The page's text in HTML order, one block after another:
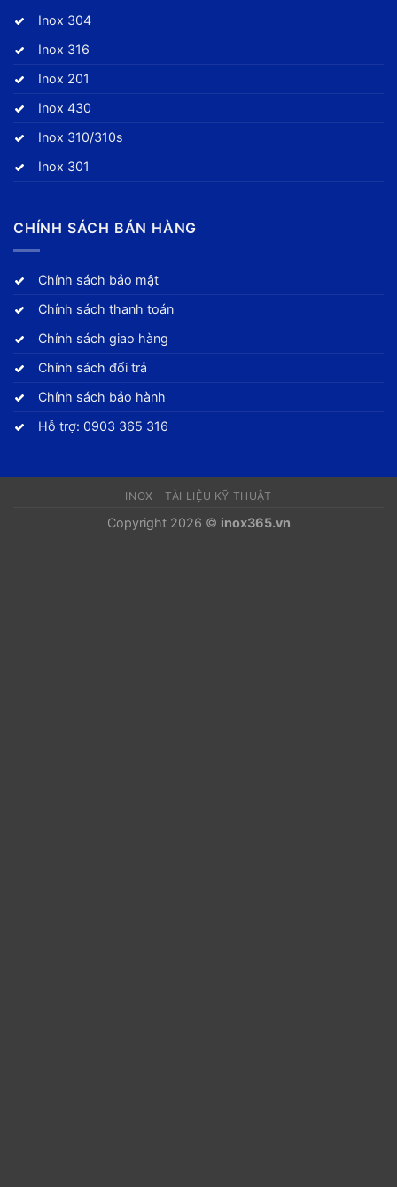
Inox 304
Inox 316
Inox 201
Inox 430
Inox 310/310s
Inox 301
CHÍNH SÁCH BÁN HÀNG
Chính sách bảo mật
Chính sách thanh toán
Chính sách giao hàng
Chính sách đổi trả
Chính sách bảo hành
Hỗ trợ: 0903 365 316
INOX TÀI LIỆU KỸ THUẬT
Copyright 2026 © inox365.vn